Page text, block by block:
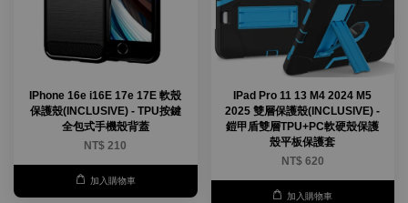
IPhone 16e i16E 17e 17E 軟殼
保護殼(INCLUSIVE) - TPU按鍵
全包式手機殼背蓋
NT$ 210
加入購物車
IPad Pro 11 13 M4 2024 M5
2025 雙層保護殼(INCLUSIVE) -
鎧甲盾雙層TPU+PC軟硬殼保護
殼平板保護套
NT$ 620
加入購物車